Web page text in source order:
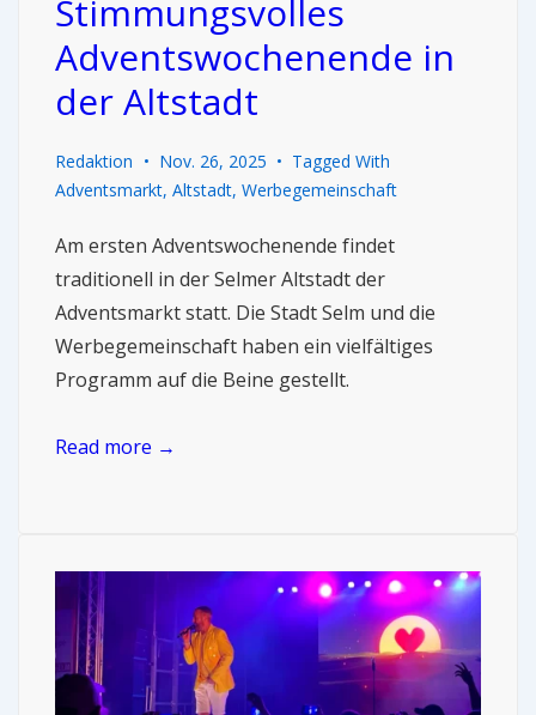
Stimmungsvolles
Adventswochenende in
der Altstadt
Redaktion Nov. 26, 2025
Tagged With
Adventsmarkt, Altstadt, Werbegemeinschaft
Am ersten Adventswochenende findet
traditionell in der Selmer Altstadt der
Adventsmarkt statt. Die Stadt Selm und die
Werbegemeinschaft haben ein vielfältiges
Programm auf die Beine gestellt.
Read more →